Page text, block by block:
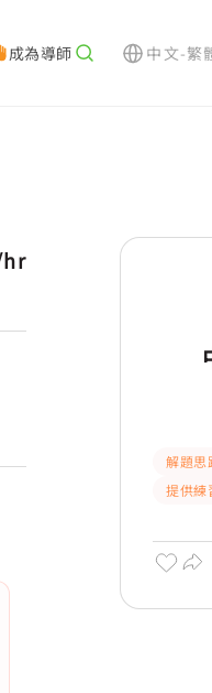
成為導師 中文-繁
hr
解題思
提供練